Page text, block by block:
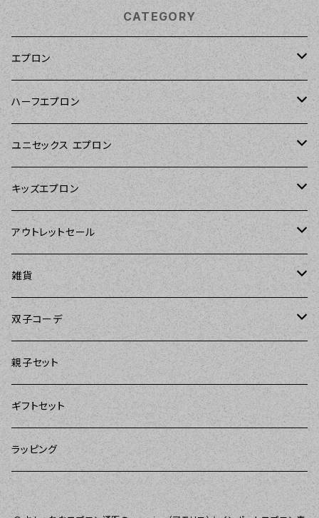
CATEGORY
エプロン
Kitsch'n Glam（キッチングラム）
Sierra Rose（シエラローズ）
Tarantinalovers（タランティーナ ラバーズ）
The Sunday Girl（ザサンデーガール）
Carolyn's Kitchen（キャロリンズキッチン）
Sugar baby aprons（シュガーベイビー）
DII（ディーアイアイ）
MOZI（モジ）
amorico（アモリコ）
I love Aprons（アラブエプロンズ）
ハーフエプロン
Sierra Rose（シエラローズ）
ユニセックス エプロン
DII（ディーアイアイ）
Sierra Rose（シエラローズ）
amorico（アモリコ）
キッズエプロン
Sierra Rose（シエラローズ）
The Sunday Girl（ザサンデーガール）
ASD Living（エーエスディーリビング）
Kitsch'n Glam（キッチングラム）
DII（ディーアイアイ）
アウトレットセール
エプロン
Kitsch'n Glam（キッチングラム）
Sierra Rose（シエラローズ）
DII（ディーアイアイ）
amorico（アモリコ）
Sugar baby aprons（シュガーベイビー）
雑貨
amorico（アモリコ）
雑貨
amorico（アモリコ）
The Sunday Girl（ザサンデーガール）
DII（ディーアイアイ）
Kitsch'n Glam（キッチングラム）
双子コーデ
The Sunday Girl（サンデーガール）
親子セット
ギフトセット
ラッピング